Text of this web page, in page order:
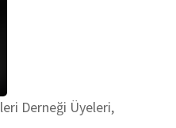
Derneği Üyeleri,